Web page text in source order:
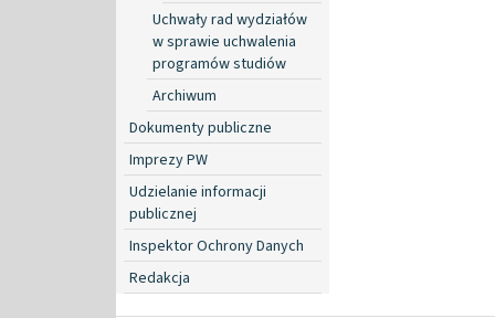
Uchwały rad wydziałów
w sprawie uchwalenia
programów studiów
Archiwum
Dokumenty publiczne
Imprezy PW
Udzielanie informacji
publicznej
Inspektor Ochrony Danych
Redakcja